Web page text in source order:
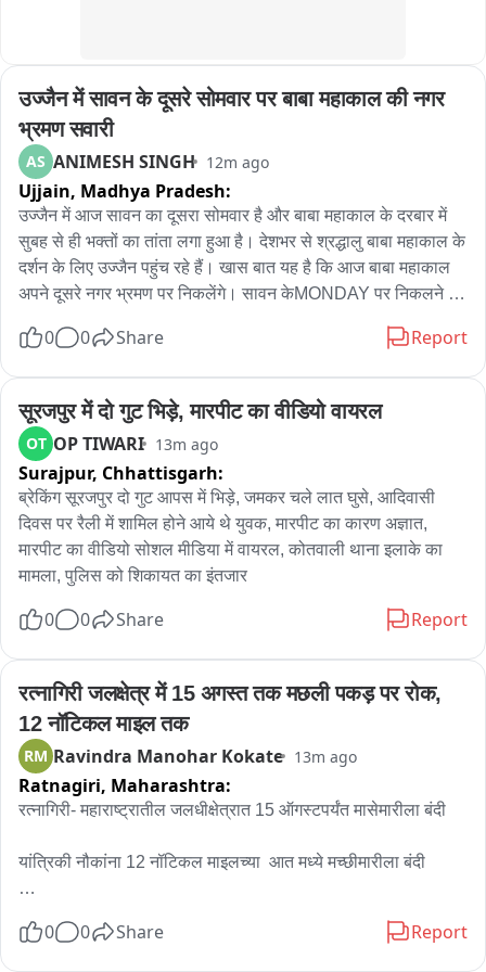
उज्जैन में सावन के दूसरे सोमवार पर बाबा महाकाल की नगर
भ्रमण सवारी
AS ANIMESH SINGH 12m ago
Ujjain, Madhya Pradesh:
उज्जैन में आज सावन का दूसरा सोमवार है और बाबा महाकाल के दरबार में
सुबह से ही भक्तों का तांता लगा हुआ है। देशभर से श्रद्धालु बाबा महाकाल के
दर्शन के लिए उज्जैन पहुंच रहे हैं। खास बात यह है कि आज बाबा महाकाल
अपने दूसरे नगर भ्रमण पर निकलेंगे। सावन केMONDAY पर निकलने
को मिल रहा है। वहीं, उज्जैन में बारिश का दौर भी लगातार जारी है। बारिश
संख्या में लोग बाबा महाकाल के दर्शन और सवारी के दर्शन के लिए पहुंच रहे
हैं। बाबा महाकाल की सवारी को लेकर प्रशासन और पुलिस ने भी व्यापक
इंतजाम किए हैं। सवारी मार्ग पर सुरक्षा व्यवस्था के साथ-साथ श्रद्धालुओं की
सुविधा, यातायात व्यवस्था और भीड़ नियंत्रण के लिए पुलिस और प्रशासन
के अधिकारी लगातार व्यवस्थाओं की निगरानी कर रहे हैं। सवारी के दौरान
श्रद्धालुओं को किसी तरह की परेशानी न हो और बाबा महाकाल की नगर
भ्रमण यात्रा शांतिपूर्ण और व्यवस्थित तरीके से संपन्न हो, इसके लिए पूरे
सवारी मार्ग पर सुरक्षा के पुख्ता इंतजाम किए गए हैं। बारिश के बीच आज बाबा
महाकाल का दूसरा नगर भ्रमण होगा और इस दौरान एक बार फिर पूरा उज्जैन
बाबा महाकाल की भक्ति में सराबोर नजर आएगा।
0 0 Share Report
सूरजपुर में दो गुट भिड़े, मारपीट का वीडियो वायरल
OT OP TIWARI 13m ago
Surajpur, Chhattisgarh:
ब्रेकिंग सूरजपुर दो गुट आपस में भिड़े, जमकर चले लात घुसे, आदिवासी
दिवस पर रैली में शामिल होने आये थे युवक, मारपीट का कारण अज्ञात,
मारपीट का वीडियो सोशल मीडिया में वायरल, कोतवाली थाना इलाके का
मामला, पुलिस को शिकायत का इंतजार
0 0 Share Report
रत्नागिरी जलक्षेत्र में 15 अगस्त तक मछली पकड़ पर रोक,
12 नॉटिकल माइल तक
RM Ravindra Manohar Kokate 13m ago
Ratnagiri, Maharashtra:
रत्नागिरी- महाराष्ट्रातील जलधीक्षेत्रात 15 ऑगस्टपर्यंत मासेमारीला बंदी
यांत्रिकी नौकांना 12 नॉटिकल माइलच्या  आत मध्ये मच्छीमारीला बंदी
विभागाची विशेष मोहीम
0 0 Share Report